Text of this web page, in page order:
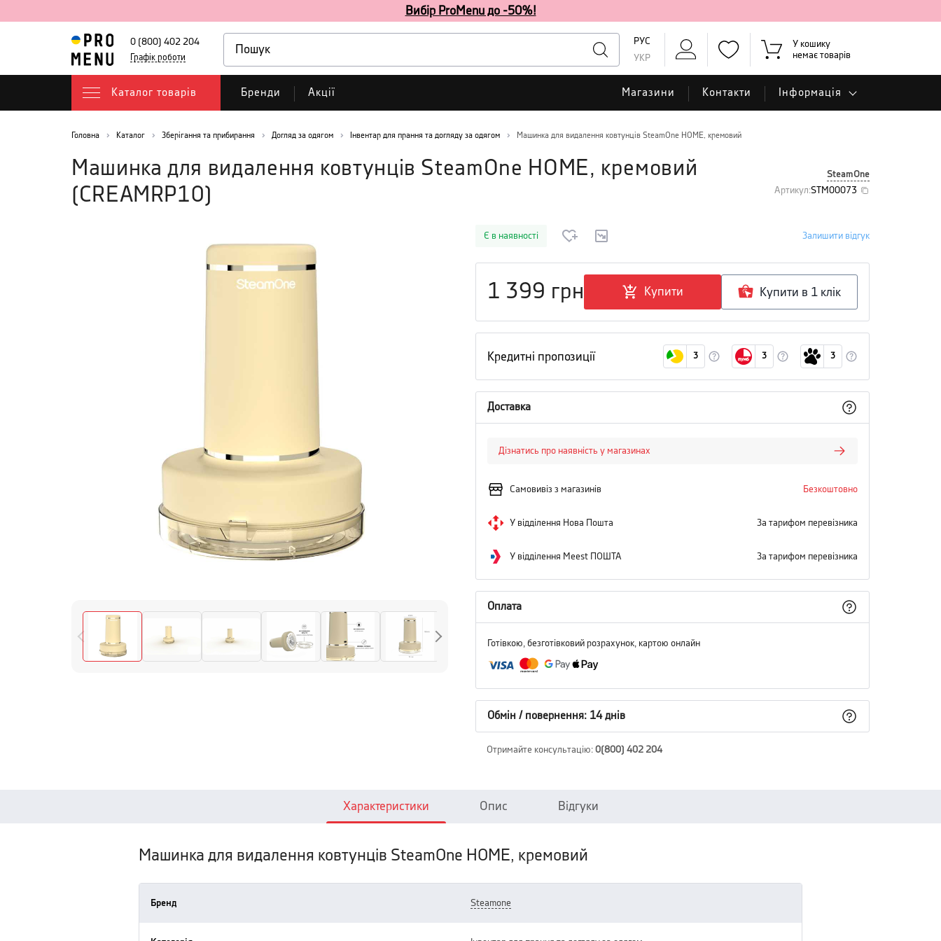
Вибір ProMenu до -50%!
0 (800) 402 204
Графік роботи
РУС
УКР
У кошику
немає товарів
Каталог товарів Бренди Акції Магазини Контакти Інформація
Головна Каталог Зберігання та прибирання Догляд за одягом Інвентар для прання та догляду за одягом Машинка для видалення ковтунців SteamOne HOME, кремовий
Машинка для видалення ковтунців SteamOne HOME, кремовий
( CREAMRP10)
SteamOne
Артикул:STM00073
Є в наявності Залишити відгук
1 399 грн Купити Купити в 1 клiк
Кредитні пропозиції 3 3 3
Доставка
Дізнатись про наявність у магазинах
Самовивіз з магазинів Безкоштовно
У відділення Нова Пошта За тарифом перевізника
У відділення Meest ПОШТА За тарифом перевізника
Оплата
Готівкою, безготівковий розрахунок, картою онлайн
Обмін / повернення: 14 днів
Отримайте консультацію: 0(800) 402 204
Характеристики Опис Відгуки
Машинка для видалення ковтунців SteamOne HOME, кремовий
Бренд steamone